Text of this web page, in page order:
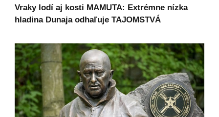
Vraky lodí aj kosti MAMUTA: Extrémne nízka
hladina Dunaja odhaľuje TAJOMSTVÁ